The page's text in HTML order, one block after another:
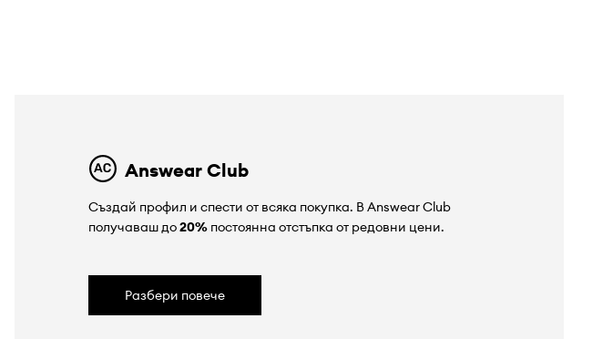
Answear Club
Създай профил и спести от всяка покупка. В Answear Club
получаваш до20%постоянна отстъпка от редовни цени.
Разбери повече